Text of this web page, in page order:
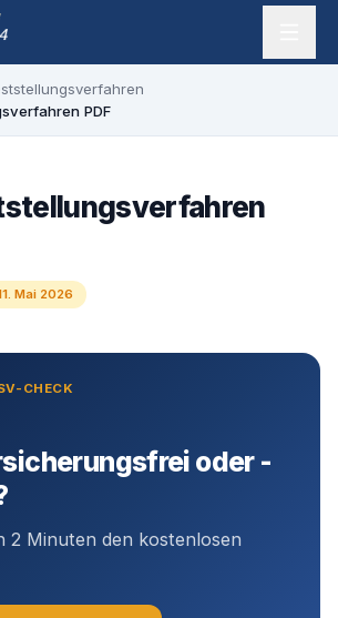
— Ihr Experte für SV-Befreiung
PDF
Mai 2026
CHECK
oder -
2 Minuten den kostenlosen